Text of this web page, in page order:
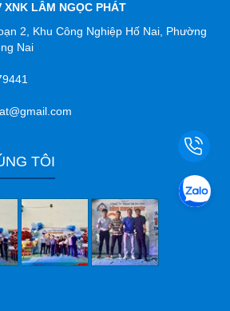
XNK LÂM NGỌC PHÁT
2, Khu Công Nghiệp Hố Nai, Phường
Nai
TÔI